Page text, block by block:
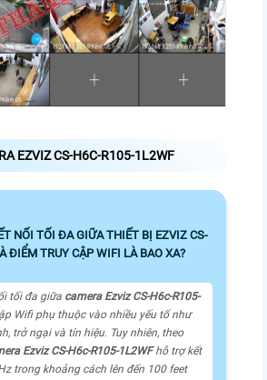
EZVIZ CS-H6C-R105-1L2WF
NỐI TỐI ĐA GIỮA THIẾT BỊ EZVIZ CS-
ĐIỂM TRUY CẬP WIFI LÀ BAO XA?
tối đa giữa camera EzvizCS-H6c-R105-
Wifi phụ thuộc vào nhiều yếu tố như
trở ngại và tín hiệu. Tuy nhiên, theo
EzvizCS-H6c-R105-1L2WFhỗ trợ kết
trong khoảng cách lên đến 100 feet